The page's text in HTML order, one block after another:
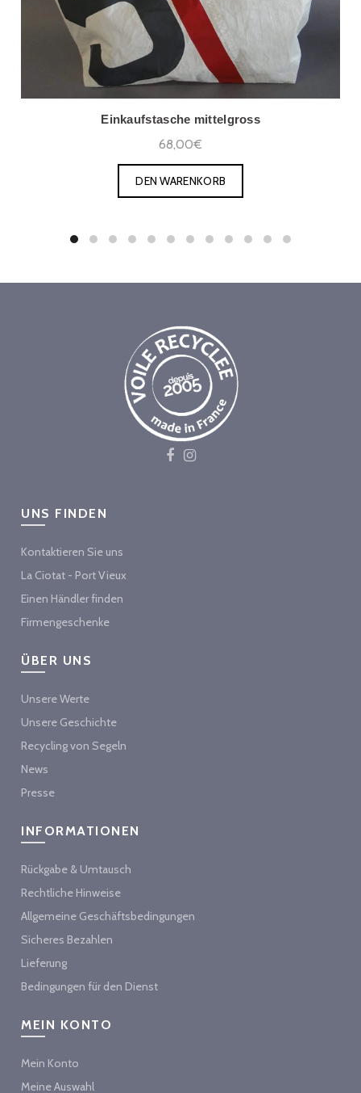
Einkaufstasche mittelgross
68,00€
DEN WARENKORB
UNS FINDEN
Kontaktieren Sie uns
La Ciotat - Port Vieux
Einen Händler finden
Firmengeschenke
ÜBER UNS
Unsere Werte
Unsere Geschichte
Recycling von Segeln
News
Presse
INFORMATIONEN
Rückgabe & Umtausch
Rechtliche Hinweise
Allgemeine Geschäftsbedingungen
Sicheres Bezahlen
Lieferung
Bedingungen für den Dienst
MEIN KONTO
Mein Konto
Meine Auswahl